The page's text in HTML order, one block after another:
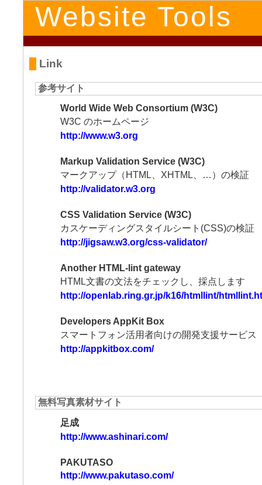
Website Tools
Link
参考サイト
World Wide Web Consortium (W3C)
W3C のホームページ
http://www.w3.org
Markup Validation Service (W3C)
マークアップ（HTML、XHTML、…）の検証
http://validator.w3.org
CSS Validation Service (W3C)
カスケーディングスタイルシート(CSS)の検証
http://jigsaw.w3.org/css-validator/
Another HTML-lint gateway
HTML文書の文法をチェックし、採点します
http://openlab.ring.gr.jp/k16/htmllint/
Developers AppKit Box
スマートフォン活用者向けの開発支援サービス
http://appkitbox.com/
無料写真素材サイト
足成
http://www.ashinari.com/
PAKUTASO
http://www.pakutaso.com/